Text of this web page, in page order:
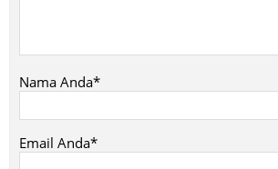
Nama Anda*
Email Anda*